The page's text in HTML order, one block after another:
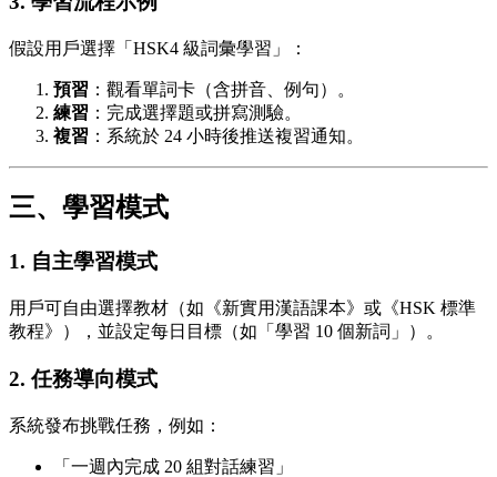
假設用戶選擇「HSK4 級詞彙學習」：
預習 ：觀看單詞卡（含拼音、例句）。
練習 ：完成選擇題或拼寫測驗。
複習 ：系統於 24 小時後推送複習通知。
三、學習模式
1. 自主學習模式
用戶可自由選擇教材（如《新實用漢語課本》或《HSK 標準
教程》），並設定每日目標（如「學習 10 個新詞」）。
2. 任務導向模式
系統發布挑戰任務，例如：
「一週內完成 20 組對話練習」